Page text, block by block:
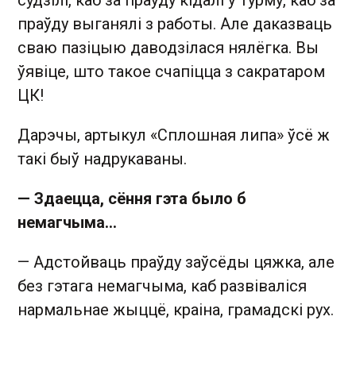
праўду выганялі з работы. Але даказваць
сваю пазіцыю даводзілася нялёгка. Вы
ўявіце, што такое счапіцца з сакратаром
ЦК!
Дарэчы, артыкул «Сплошная липа» ўсё ж
такі быў надрукаваны.
— Здаецца, сёння гэта было б
немагчыма…
— Адстойваць праўду заўсёды цяжка, але
без гэтага немагчыма, каб развіваліся
нармальнае жыццё, краіна, грамадскі рух.